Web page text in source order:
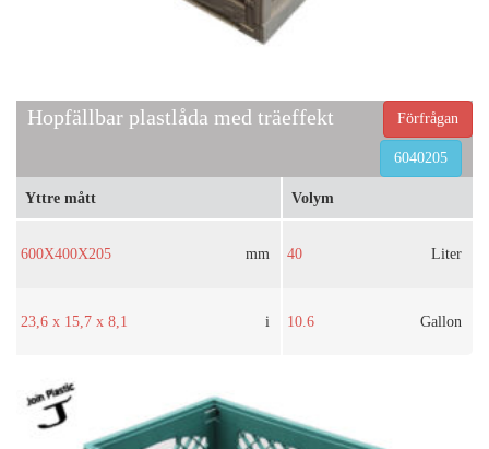
Hopfällbar plastlåda med träeffekt Förfrågan
6040205
Yttre mått
600X400X205 mm
23,6 x 15,7 x 8,1 i
Volym
40 Liter
10.6 Gallon